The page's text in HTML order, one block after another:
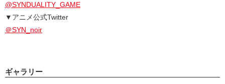
@SYNDUALITY_GAME
▼アニメ公式Twitter
＠SYN_noir
ギャラリー